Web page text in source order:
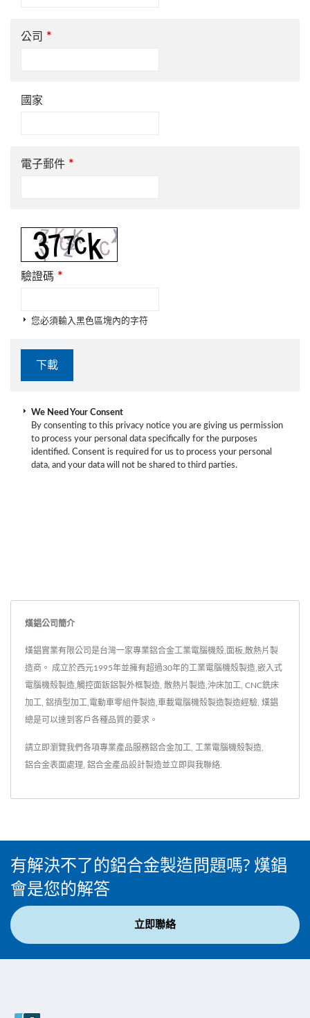
公司 *
國家
電子郵件 *
驗證碼 *
您必須輸入黑色區塊內的字符
We Need Your Consent
By consenting to this privacy notice you are giving us permission
to process your personal data specifically for the purposes
identified. Consent is required for us to process your personal
data, and your data will not be shared to third parties.
熯錩公司簡介
熯錩實業有限公司是台灣一家專業鋁合金工業電腦機殼,面板,散熱片製
造商。 成立於西元1995年並擁有超過30年的工業電腦機殼製造,嵌入式
電腦機殼製造,觸控面鈑鋁製外框製造, 散熱片製造,沖床加工, CNC銑床
加工, 鋁擠型加工,電動車零組件製造,車載電腦機殼製造製造經驗, 熯錩
總是可以達到客戶各種品質的要求。
請立即瀏覽我們各項專業產品服務鋁合金加工 工業電腦機殼製造
鋁合金表面處理 鋁合金產品設計製造並立即與我聯絡
有解決不了的鋁合金製造問題嗎? 熯錩
會是您的解答
立即聯絡